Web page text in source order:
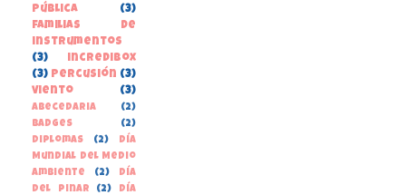
pública
(3)
familias de
instrumentos
(3)
incredibox
(3) percusión (3)
viento
(3)
Abecedaria
(2)
Badges
(2)
Diplomas
(2)
Día
Mundial del Medio
Ambiente
(2)
Día
del Pinar
(2)
Día